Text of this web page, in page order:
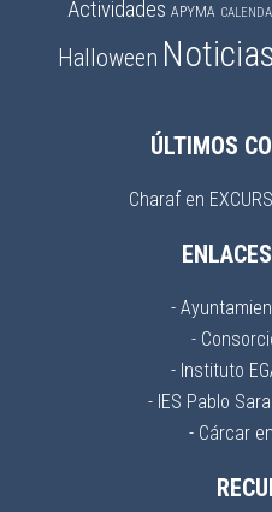
Actividades APYMA
Halloween Noticias
ÚLTIMOS
Charaf en
-
-
- Instituto
- IES Pablo
- Cárcar